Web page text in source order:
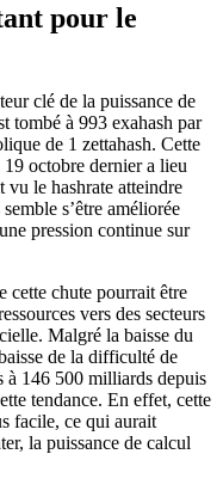
pour le
clé de la puissance de
tombé à 993 exahash par
de 1 zettahash. Cette
octobre dernier a lieu
vu le hashrate atteindre
s’être améliorée
pression continue sur
cette chute pourrait être
vers des secteurs
Malgré la baisse du
de la difficulté de
à 146 500 milliards depuis
tendance. En effet, cette
facile, ce qui aurait
la puissance de calcul